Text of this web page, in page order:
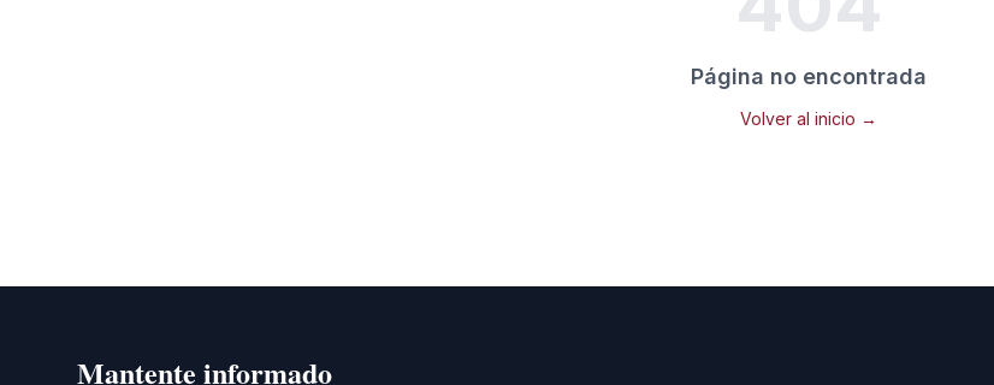
Página no encontrada
Volver al inicio →
Mantente informado